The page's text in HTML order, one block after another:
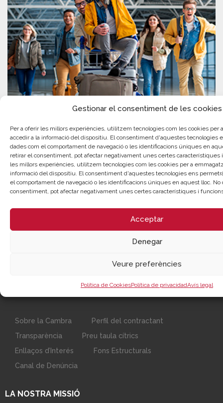
Gestionar el consentiment de les cookies
Per a oferir les millors experiències, utilitzem tecnologies com les cookies per
accedir a la informació del dispositiu. El consentiment d'aquestes tecnologies
dades com el comportament de navegació o les identificacions úniques en
retirar el consentiment, pot afectar negativament unes certes característiques
les millors experiències, utilitzem tecnologies com les cookies per a
informació del dispositiu. El consentiment d'aquestes tecnologies ens
el comportament de navegació o les identificacions úniques en aquest lloc. No
consentiment, pot afectar negativament unes certes característiques i
Acceptar
Denegar
Veure preferències
Política de CookiesPolítica de privacidadAvís legal
Sobre la Cambra
Perfil del contractant
Transparència
Preu taula cítrics
Enllaços d’Interés
Fons Estructurals
Canal de Denúncia
LA NOSTRA MISSIÓ